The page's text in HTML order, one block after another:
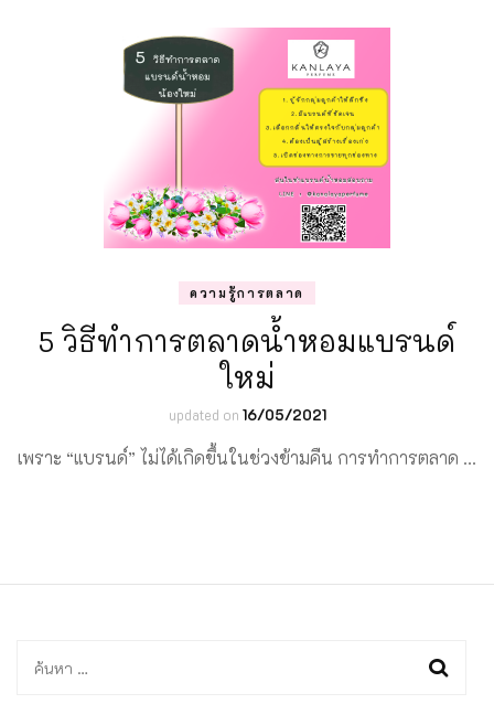
ความรู้การตลาด
5 วิธีทำการตลาดน้ำหอมแบรนด์
ใหม่
updated on 16/05/2021
เพราะ “แบรนด์” ไม่ได้เกิดขึ้นในช่วงข้ามคืน การทำการตลาด …
ค้นหา